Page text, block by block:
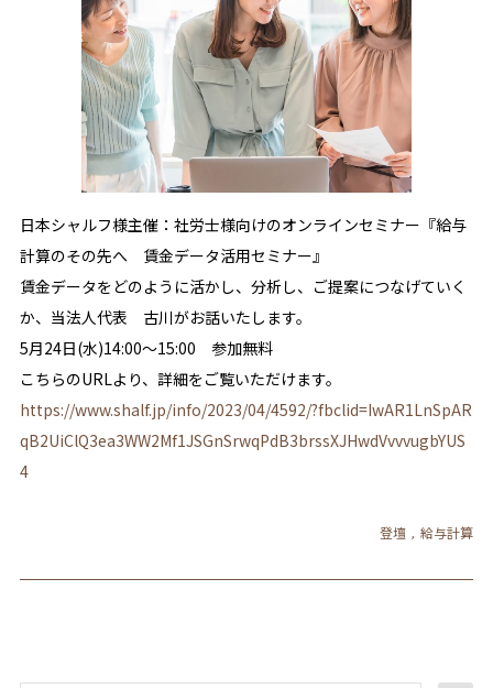
日本シャルフ様主催：社労士様向けのオンラインセミナー『給与
計算のその先へ 賃金データ活用セミナー』
賃金データをどのように活かし、分析し、ご提案につなげていく
か、当法人代表 古川がお話いたします。
5月24日(水)14:00～15:00 参加無料
こちらのURLより、詳細をご覧いただけます。
https://www.shalf.jp/info/2023/04/4592/?fbclid=IwAR1LnSpAR
qB2UiClQ3ea3WW2Mf1JSGnSrwqPdB3brssXJHwdVvvvugbYUS
4
登壇 , 給与計算